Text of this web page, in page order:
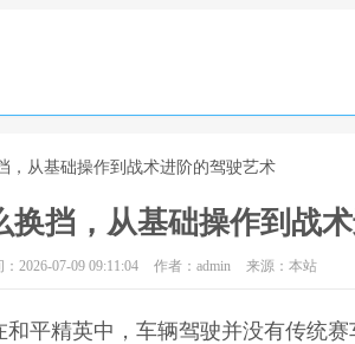
，从基础操作到战术进阶的驾驶艺术
换挡，从基础操作到战
：2026-07-09 09:11:04 作者：admin 来源：本站
平精英中，车辆驾驶并没有传统